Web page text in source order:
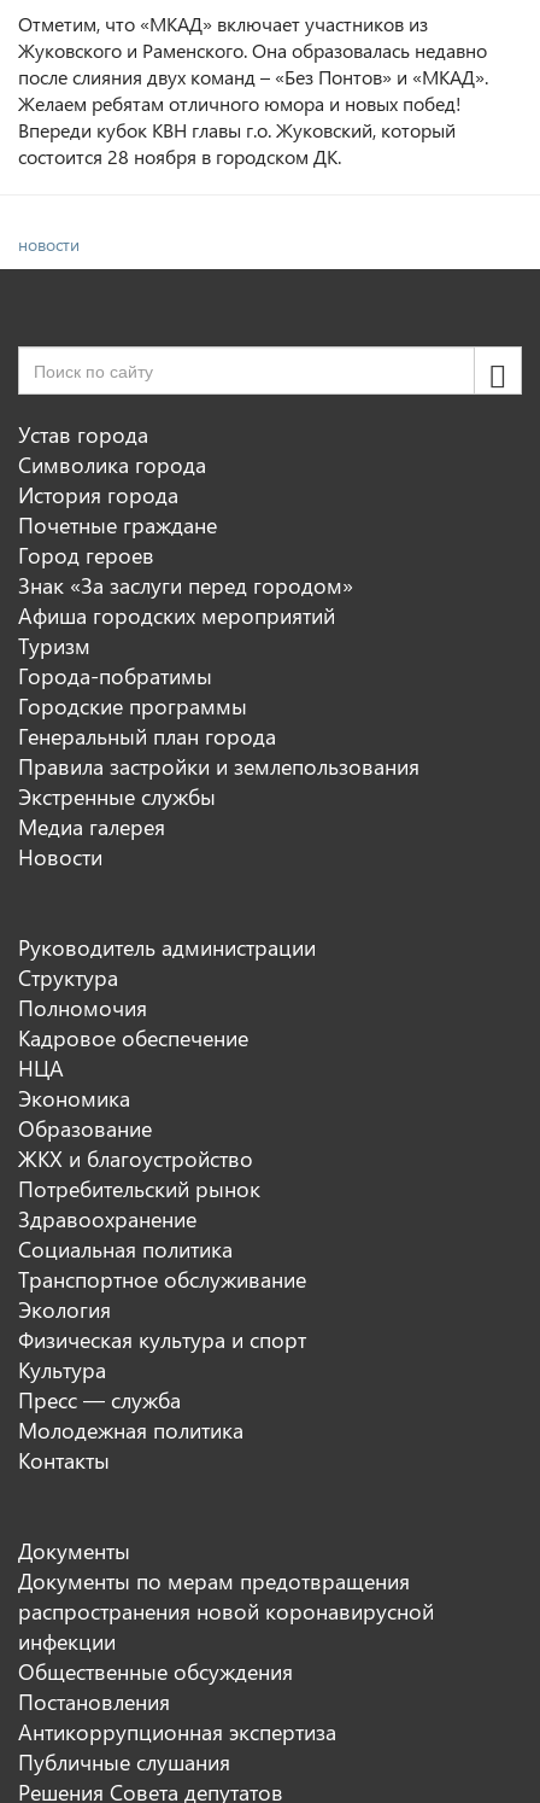
Отметим, что «МКАД» включает участников из
Жуковского и Раменского. Она образовалась недавно
после слияния двух команд – «Без Понтов» и «МКАД».
Желаем ребятам отличного юмора и новых побед!
Впереди кубок КВН главы г.о. Жуковский, который
состоится 28 ноября в городском ДК.
новости
Устав города
Символика города
История города
Почетные граждане
Город героев
Знак «За заслуги перед городом»
Афиша городских мероприятий
Туризм
Города-побратимы
Городские программы
Генеральный план города
Правила застройки и землепользования
Экстренные службы
Медиа галерея
Новости
Руководитель администрации
Структура
Полномочия
Кадровое обеспечение
НЦА
Экономика
Образование
ЖКХ и благоустройство
Потребительский рынок
Здравоохранение
Социальная политика
Транспортное обслуживание
Экология
Физическая культура и спорт
Культура
Пресс — служба
Молодежная политика
Контакты
Документы
Документы по мерам предотвращения
распространения новой коронавирусной
инфекции
Общественные обсуждения
Постановления
Антикоррупционная экспертиза
Публичные слушания
Решения Совета депутатов